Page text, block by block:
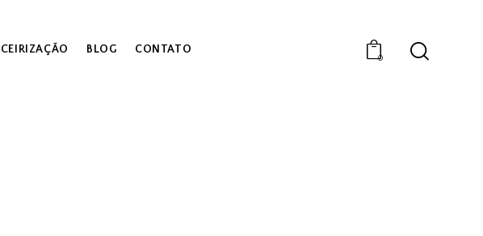
BLOG CONTATO
0